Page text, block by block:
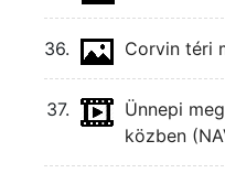
36. Corvin téri
37.
Ünnepi
közben